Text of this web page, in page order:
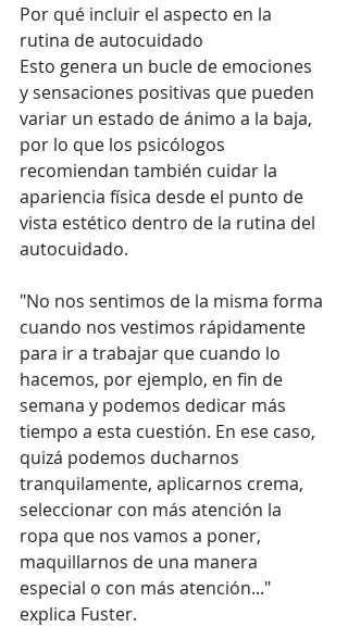
Por qué incluir el aspecto en la
rutina de autocuidado
Esto genera un bucle de emociones
y sensaciones positivas que pueden
variar un estado de ánimo a la baja,
por lo que los psicólogos
recomiendan también cuidar la
apariencia física desde el punto de
vista estético dentro de la rutina del
autocuidado.
"No nos sentimos de la misma forma
cuando nos vestimos rápidamente
para ir a trabajar que cuando lo
hacemos, por ejemplo, en fin de
semana y podemos dedicar más
tiempo a esta cuestión. En ese caso,
quizá podemos ducharnos
tranquilamente, aplicarnos crema,
seleccionar con más atención la
ropa que nos vamos a poner,
maquillarnos de una manera
especial o con más atención..."
explica Fuster.